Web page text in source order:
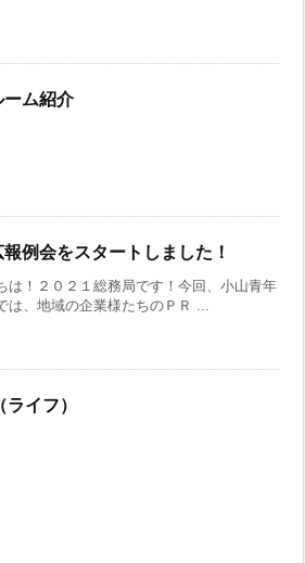
ーム紹介
報例会をスタートしました！
は！２０２１総務局です！今回、小山青年
は、地域の企業様たちのＰＲ ...
ライフ）